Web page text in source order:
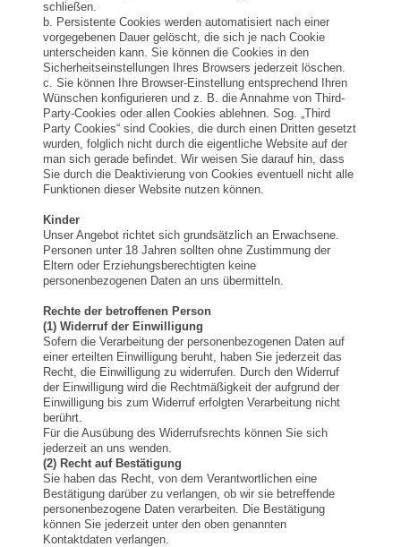
schließen.
b. Persistente Cookies werden automatisiert nach einer
vorgegebenen Dauer gelöscht, die sich je nach Cookie
unterscheiden kann. Sie können die Cookies in den
Sicherheitseinstellungen Ihres Browsers jederzeit löschen.
c. Sie können Ihre Browser-Einstellung entsprechend Ihren
Wünschen konfigurieren und z. B. die Annahme von Third-
Party-Cookies oder allen Cookies ablehnen. Sog. „Third
Party Cookies“ sind Cookies, die durch einen Dritten gesetzt
wurden, folglich nicht durch die eigentliche Website auf der
man sich gerade befindet. Wir weisen Sie darauf hin, dass
Sie durch die Deaktivierung von Cookies eventuell nicht alle
Funktionen dieser Website nutzen können.
Kinder
Unser Angebot richtet sich grundsätzlich an Erwachsene.
Personen unter 18 Jahren sollten ohne Zustimmung der
Eltern oder Erziehungsberechtigten keine
personenbezogenen Daten an uns übermitteln.
Rechte der betroffenen Person
(1) Widerruf der Einwilligung
Sofern die Verarbeitung der personenbezogenen Daten auf
einer erteilten Einwilligung beruht, haben Sie jederzeit das
Recht, die Einwilligung zu widerrufen. Durch den Widerruf
der Einwilligung wird die Rechtmäßigkeit der aufgrund der
Einwilligung bis zum Widerruf erfolgten Verarbeitung nicht
berührt.
Für die Ausübung des Widerrufsrechts können Sie sich
jederzeit an uns wenden.
(2) Recht auf Bestätigung
Sie haben das Recht, von dem Verantwortlichen eine
Bestätigung darüber zu verlangen, ob wir sie betreffende
personenbezogene Daten verarbeiten. Die Bestätigung
können Sie jederzeit unter den oben genannten
Kontaktdaten verlangen.